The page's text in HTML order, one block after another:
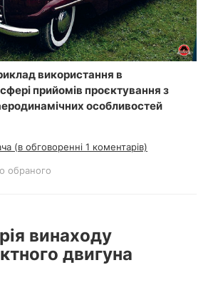
використання в
прийомів проєктування з
особливостей
(в обговоренні 1 коментарів)
обраного
винаходу
двигуна